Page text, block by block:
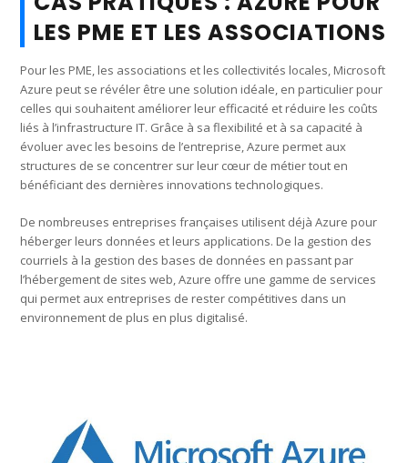
LES PME ET LES ASSOCIATIONS
Pour les PME, les associations et les collectivités locales, Microsoft
Azure peut se révéler être une solution idéale, en particulier pour
celles qui souhaitent améliorer leur efficacité et réduire les coûts
liés à l’infrastructure IT. Grâce à sa flexibilité et à sa capacité à
évoluer avec les besoins de l’entreprise, Azure permet aux
structures de se concentrer sur leur cœur de métier tout en
bénéficiant des dernières innovations technologiques.
De nombreuses entreprises françaises utilisent déjà Azure pour
héberger leurs données et leurs applications. De la gestion des
courriels à la gestion des bases de données en passant par
l’hébergement de sites web, Azure offre une gamme de services
qui permet aux entreprises de rester compétitives dans un
environnement de plus en plus digitalisé.